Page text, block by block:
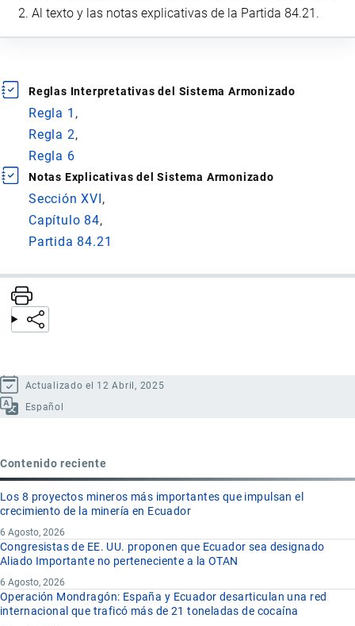
Al texto y las notas explicativas de la Partida 84.21.
Reglas Interpretativas del Sistema Armonizado
Regla 1
Regla 2
Regla 6
Notas Explicativas del Sistema Armonizado
Sección XVI
Capítulo 84
Partida 84.21
Actualizado el 12 Abril, 2025
Español
Contenido reciente
Los 8 proyectos mineros más importantes que impulsan el
crecimiento de la minería en Ecuador
6 Agosto, 2026
Congresistas de EE. UU. proponen que Ecuador sea designado
Aliado Importante no perteneciente a la OTAN
6 Agosto, 2026
Operación Mondragón: España y Ecuador desarticulan una red
internacional que traficó más de 21 toneladas de cocaína